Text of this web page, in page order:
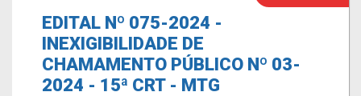
EDITAL Nº 075-2024 -
INEXIGIBILIDADE DE
CHAMAMENTO PÚBLICO Nº 03-
2024 - 15ª CRT - MTG